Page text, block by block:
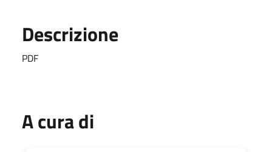
Descrizione
PDF
A cura di